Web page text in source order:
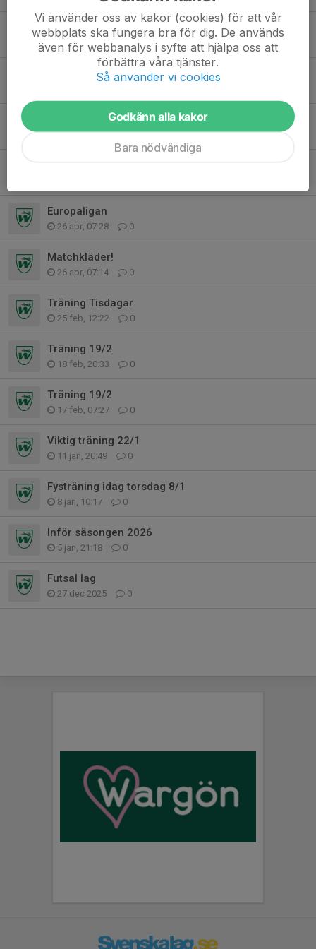
Sommaravslutning 16Juni
3 jun, 13:35
Färgelanda
14 maj, 16:25 2
Europaligan
26 apr, 07:28 0
Matchkläder!
26 apr, 07:14 0
Träning Tisdagar
25 feb, 12:22 0
Träning 19/2
18 feb, 20:33 0
Träning 19/2
17 feb, 07:27 0
Viktig träning 22/1
11 jan, 20:49 0
Fysträning idag torsdag 8/1
8 jan, 10:17 0
Inför säsongen 2026
5 jan, 21:18 0
Futsal lag
27 dec 2025 0
Vi använder oss av kakor (cookies) för att vår
webbplats ska fungera bra för dig. De används
även för webbanalys i syfte att hjälpa oss att
förbättra våra tjänster.
Så använder vi cookies
Godkänn alla kakor
Bara nödvändiga